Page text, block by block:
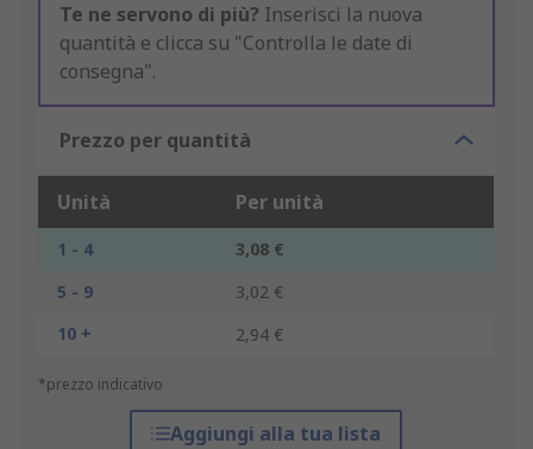
Te ne servono di più? Inserisci la nuova
quantità e clicca su "Controlla le date di
consegna".
Prezzo per quantità
Unità Per unità
1 - 4
3,08 €
5 - 9
3,02 €
10 +
2,94 €
*prezzo indicativo
Aggiungi alla tua lista